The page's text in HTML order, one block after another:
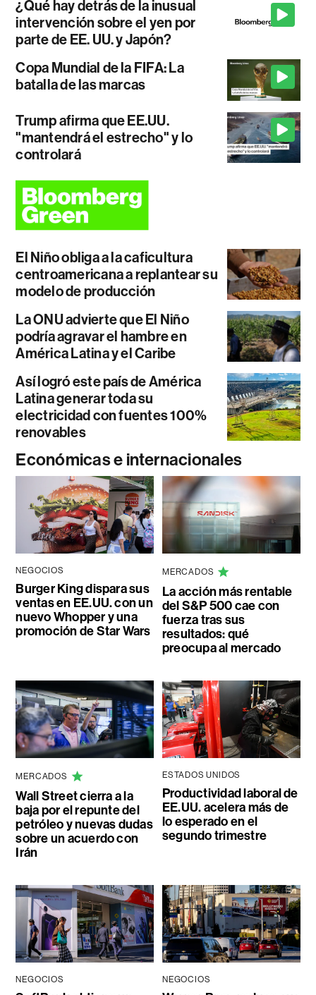
¿Qué hay detrás de la inusual
intervención sobre el yen por
parte de EE. UU. y Japón?
Copa Mundial de la FIFA: La
batalla de las marcas
Trump afirma que EE.UU.
"mantendrá el estrecho" y lo
controlará
El Niño obliga a la caficultura
centroamericana a replantear su
modelo de producción
La ONU advierte que El Niño
podría agravar el hambre en
América Latina y el Caribe
Así logró este país de América
Latina generar toda su
electricidad con fuentes 100%
renovables
Económicas e internacionales
NEGOCIOS
Burger King dispara sus
ventas en EE.UU. con un
nuevo Whopper y una
promoción de Star Wars
MERCADOS
La acción más rentable
del S&P 500 cae con
fuerza tras sus
resultados: qué
preocupa al mercado
MERCADOS
Wall Street cierra a la
baja por el repunte del
petróleo y nuevas dudas
sobre un acuerdo con
Irán
ESTADOS UNIDOS
Productividad laboral de
EE.UU. acelera más de
lo esperado en el
segundo trimestre
NEGOCIOS NEGOCIOS